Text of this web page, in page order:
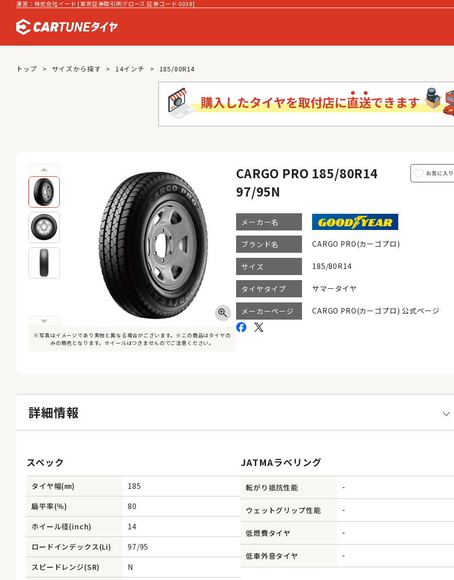
運営：株式会社イード [東京証券取引所グロース 証券コード 6038]
トップ サイズから探す 14インチ 185/80R14
※写真はイメージであり実物と異なる場合がございます。※この商品はタイヤの
みの販売となります。ホイールはつきませんのでご注意ください。
CARGO PRO 185/80R14
97/95N
メーカー名
ブランド名 CARGO PRO(カーゴプロ)
サイズ 185/80R14
タイヤタイプ サマータイヤ
メーカーページ CARGO PRO(カーゴプロ) 公式ページ
詳細情報
スペック
タイヤ幅(㎜)
185
扁平率(％)
80
ホイール径(inch)
14
ロードインデックス(Li)
97/95
スピードレンジ(SR)
N
JATMAラベリング
転がり抵抗性能 -
ウェットグリップ性能 -
低燃費タイヤ -
低車外音タイヤ -